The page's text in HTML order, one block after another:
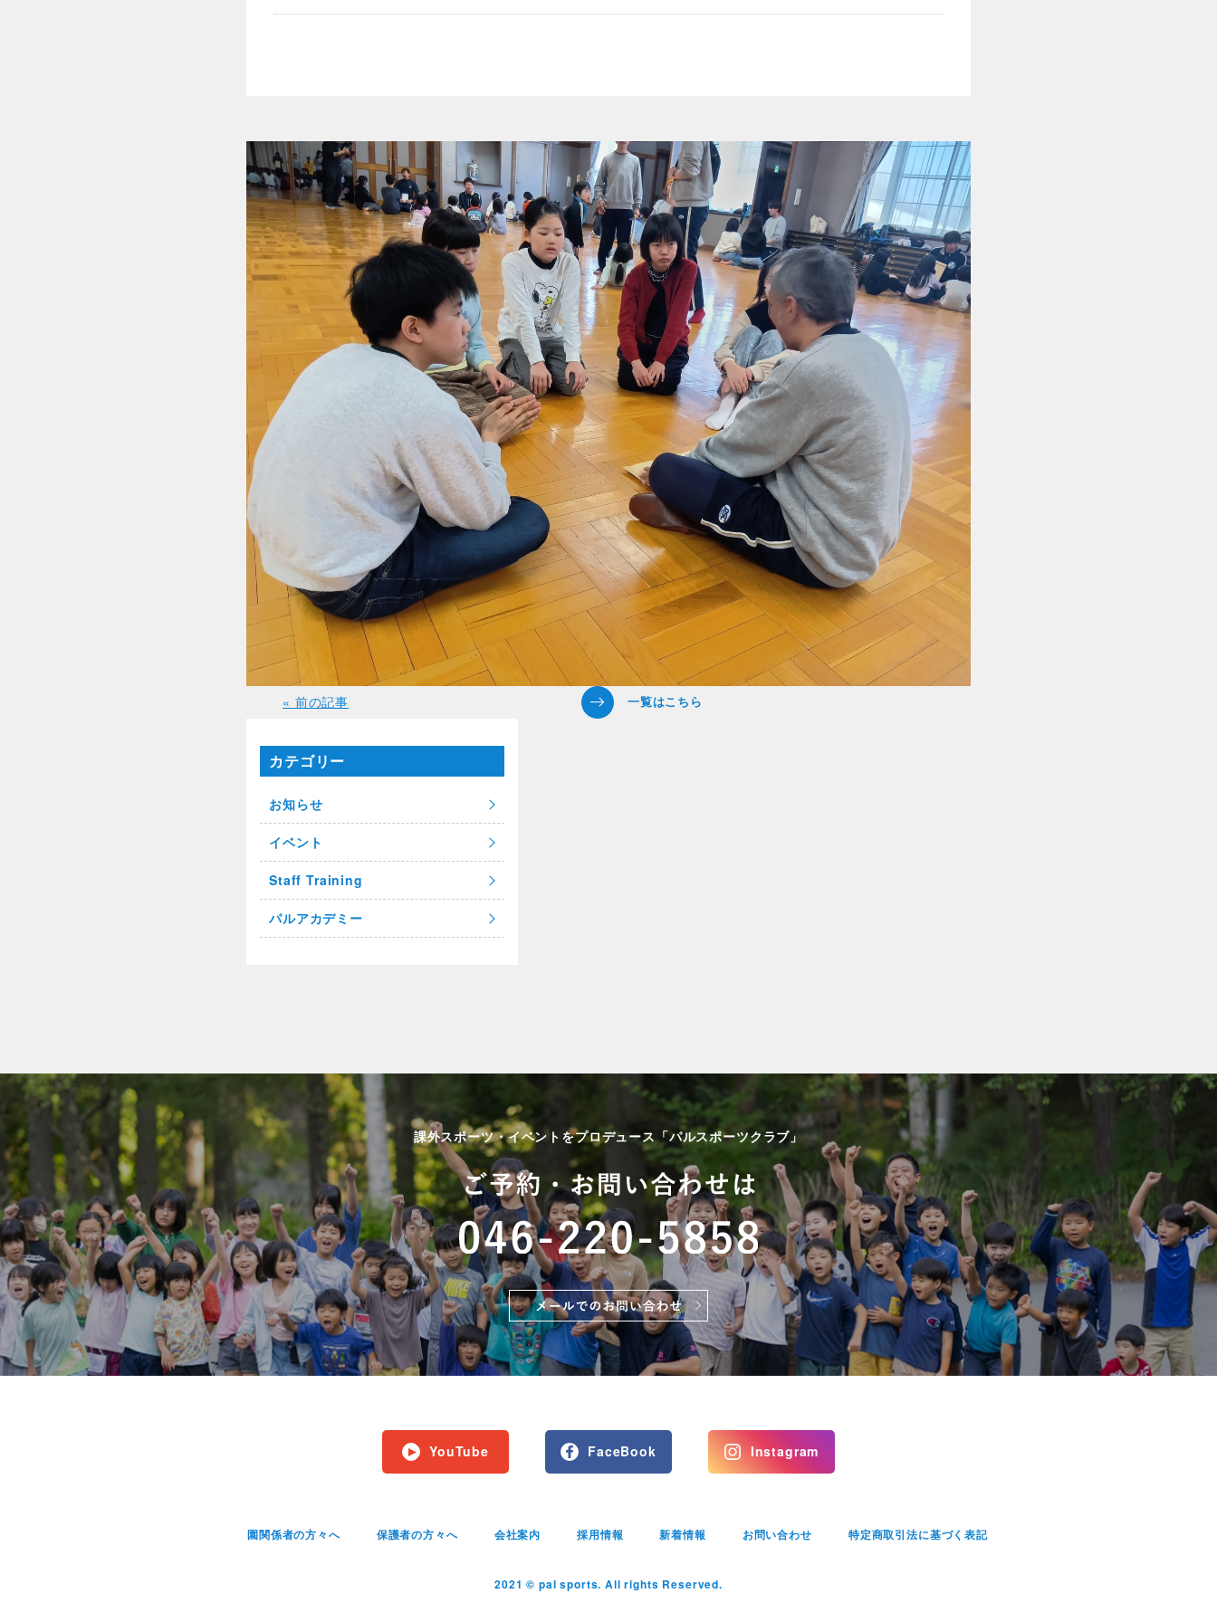
« 前の記事
カテゴリー
お知らせ
イベント
Staff Training
パルアカデミー
課外スポーツ・イベントをプロデュース「パルスポーツクラブ」
YouTube FaceBook Instagram
園関係者の方々へ 保護者の方々へ 会社案内 採用情報 新着情報 お問い合わせ 特定商取引法に基づく表記
2021 © pal sports. All rights Reserved.